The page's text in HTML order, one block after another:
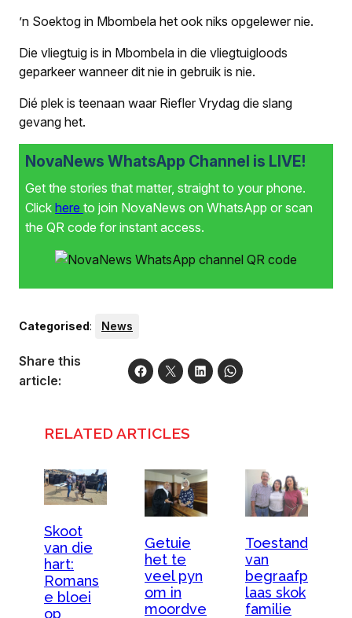
’n Soektog in Mbombela het ook niks opgelewer nie.
Die vliegtuig is in Mbombela in die vliegtuigloods
geparkeer wanneer dit nie in gebruik is nie.
Dié plek is teenaan waar Riefler Vrydag die slang
gevang het.
NovaNews WhatsApp Channel is LIVE!
Get the stories that matter, straight to your phone.
Click here to join NovaNews on WhatsApp or scan
the QR code for instant access.
Categorised: News
Share this
article:
RELATED ARTICLES
Skoot
van die
hart:
Romans
e bloei
op
Getuie
het te
veel pyn
om in
moordve
Toestand
van
begraafp
laas skok
familie